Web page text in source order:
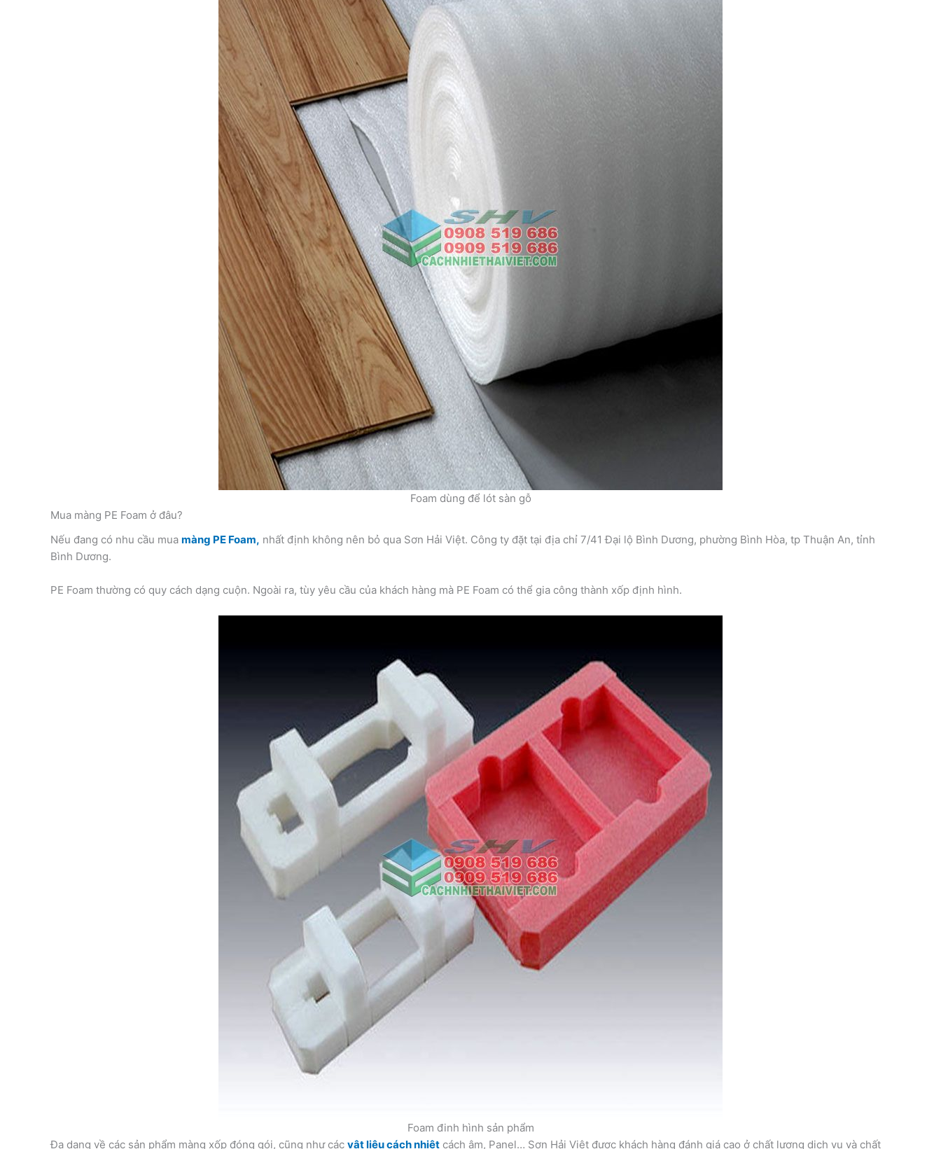
Foam dùng để lót sàn gỗ
Mua màng PE Foam ở đâu?
Nếu đang có nhu cầu mua màng PE Foam, nhất định không nên bỏ qua Sơn Hải Việt. Công ty đặt tại địa chỉ 7/41 Đại lộ Bình Dương, phường Bình Hòa, tp Thuận An, tỉnh
Bình Dương.
PE Foam thường có quy cách dạng cuộn. Ngoài ra, tùy yêu cầu của khách hàng mà PE Foam có thể gia công thành xốp định hình.
Foam đinh hình sản phẩm
Đa dạng về các sản phẩm màng xốp đóng gói, cũng như các vật liệu cách nhiệt cách âm, Panel… Sơn Hải Việt được khách hàng đánh giá cao ở chất lượng dịch vụ và chất